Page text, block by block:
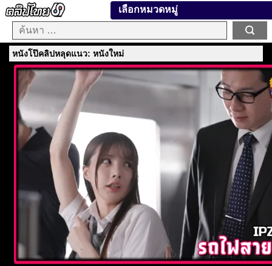
เลือกหมวดหมู่
หนังโป๊คลิปหลุดแนว: หนังใหม่